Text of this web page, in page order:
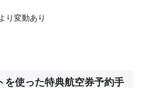
り変動あり
を使った特典航空券予約手